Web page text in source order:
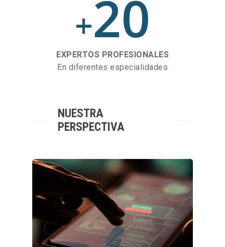
+20
EXPERTOS PROFESIONALES
En diferentes especialidades
NUESTRA
PERSPECTIVA